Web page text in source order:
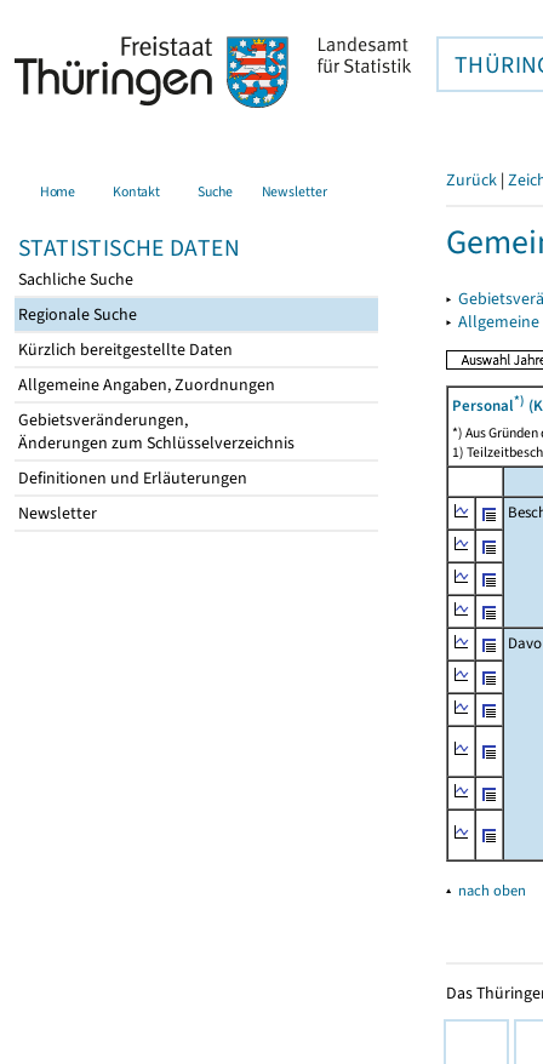
Home Kontakt Suche Newsletter
STATISTISCHE DATEN
Sachliche Suche
Regionale Suche
Kürzlich bereitgestellte Daten
Allgemeine Angaben, Zuordnungen
Gebietsveränderungen,
Änderungen zum Schlüsselverzeichnis
Definitionen und Erläuterungen
Newsletter
Zurück |
▸
▸
Personal*)
*) Aus
1)
▴ nach oben
Das